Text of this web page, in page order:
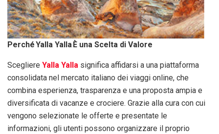
Perché Yalla Yalla È una Scelta di Valore
Scegliere Yalla Yalla significa affidarsi a una piattaforma
consolidata nel mercato italiano dei viaggi online, che
combina esperienza, trasparenza e una proposta ampia e
diversificata di vacanze e crociere. Grazie alla cura con cui
vengono selezionate le offerte e presentate le
informazioni, gli utenti possono organizzare il proprio